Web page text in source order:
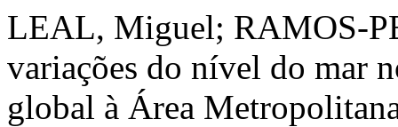
LEAL, Miguel; RAMOS-
variações do nível do mar
global à Área